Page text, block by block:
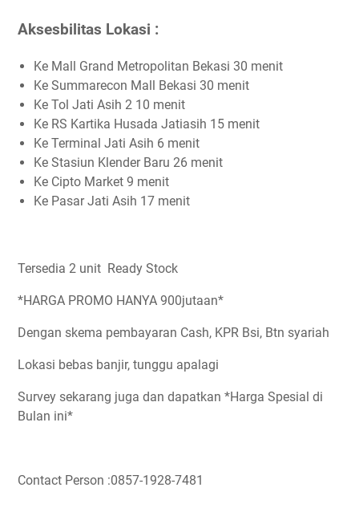
Aksesbilitas Lokasi :
Ke Mall Grand Metropolitan Bekasi 30 menit
Ke Summarecon Mall Bekasi 30 menit
Ke Tol Jati Asih 2 10 menit
Ke RS Kartika Husada Jatiasih 15 menit
Ke Terminal Jati Asih 6 menit
Ke Stasiun Klender Baru 26 menit
Ke Cipto Market 9 menit
Ke Pasar Jati Asih 17 menit
Tersedia 2 unit Ready Stock
*HARGA PROMO HANYA 900jutaan*
Dengan skema pembayaran Cash, KPR Bsi, Btn syariah
Lokasi bebas banjir, tunggu apalagi
Survey sekarang juga dan dapatkan *Harga Spesial di
Bulan ini*
Contact Person :0857-1928-7481